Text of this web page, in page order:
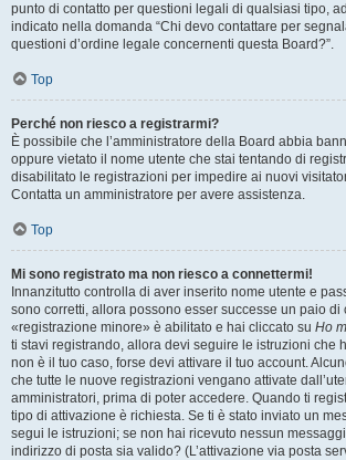
punto di contatto per questioni legali di qualsiasi tipo,
indicato nella domanda “Chi devo contattare per
questioni d’ordine legale concernenti questa Board?”.
Top
Perché non riesco a registrarmi?
È possibile che l’amministratore della Board abbia
oppure vietato il nome utente che stai tentando di
disabilitato le registrazioni per impedire ai nuovi
Contatta un amministratore per avere assistenza.
Top
Mi sono registrato ma non riesco a connettermi!
Innanzitutto controlla di aver inserito nome utente e
sono corretti, allora possono esser successe un paio di
«registrazione minore» è abilitato e hai cliccato su Ho
ti stavi registrando, allora devi seguire le istruzioni che
non è il tuo caso, forse devi attivare il tuo account.
che tutte le nuove registrazioni vengano attivate
amministratori, prima di poter accedere. Quando ti
tipo di attivazione è richiesta. Se ti è stato inviato un
segui le istruzioni; se non hai ricevuto nessun
indirizzo di posta sia valido? (L’attivazione via posta